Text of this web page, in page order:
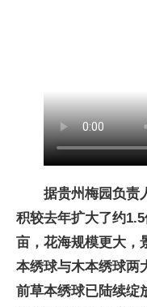
据贵州梅园负责
积较去年扩大了约
亩，花海规模更大，
本绣球与木本绣球两
前草本绣球已陆续绽